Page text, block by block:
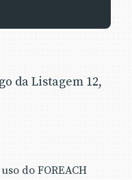
da Listagem 12,
do FOREACH